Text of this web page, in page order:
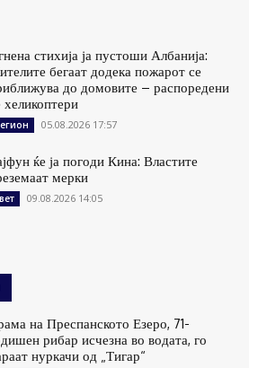
стихија ја пустоши Албанија:
бегаат додека пожарот се
до домовите – распоредени
хеликоптери
05.08.2026 17:57
ќе ја погоди Кина: Властите
мерки
09.08.2026 14:05
на Преспанското Езеро, 71-
рибар исчезна во водата, го
нуркачи од „Тигар“